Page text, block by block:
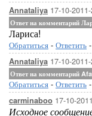
Annataliya 17-10-
Ответ на комментарий
Лариса!
Обратиться - Ответить -
Annataliya 17-10-
Ответ на комментарий
Обратиться - Ответить -
carminaboo 17-10-
Исходное